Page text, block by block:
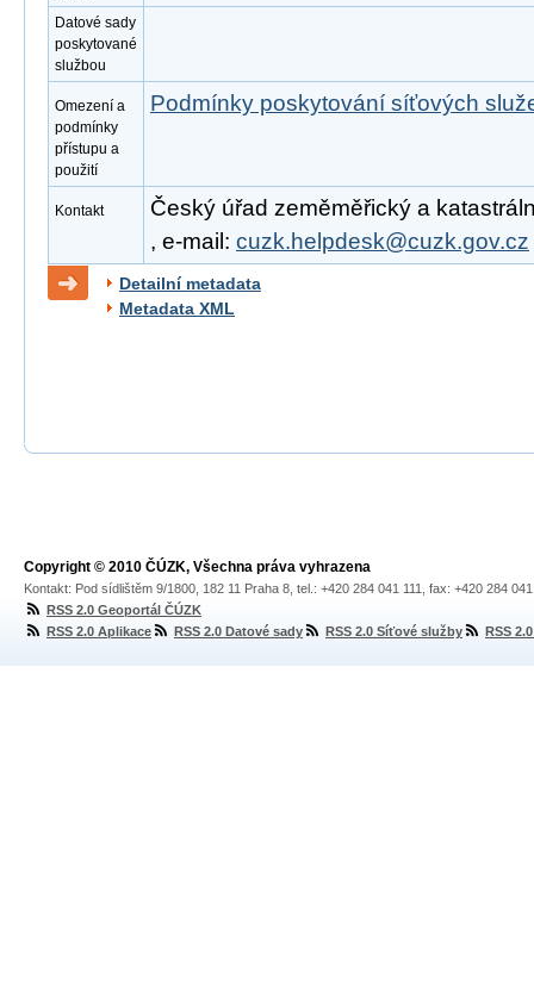
Datové sady
poskytované
službou
Omezení a
podmínky
přístupu a
použití
Podmínky poskytování síťových
Kontakt
Český úřad zeměměřický a
, e-mail: cuzk.helpdesk@cuzk.gov.cz
Detailní metadata
Metadata XML
Copyright © 2010 ČÚZK, Všechna práva vyhrazena
Kontakt: Pod sídlištěm 9/1800, 182 11 Praha 8, tel.: +420 284 041 111, fax: +420 284
RSS 2.0 Geoportál ČÚZK
RSS 2.0 Aplikace
RSS 2.0 Datové sady RSS 2.0 Síťové služby RSS